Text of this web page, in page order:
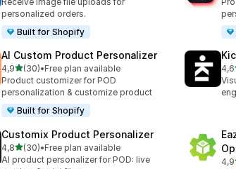
personalized orders.
Built for Shopify
AI Custom Product Personalizer
4,9av 5 stjerner
(30)
Totalt 30 omtaler
•Free plan available
Product customizer for POD
personalization & customize product
Built for Shopify
4,6
Customix Product Personalizer
4,8av 5 stjerner
(30)
Totalt 30 omtaler
•Free plan available
AI product personalizer for POD: live
4,9